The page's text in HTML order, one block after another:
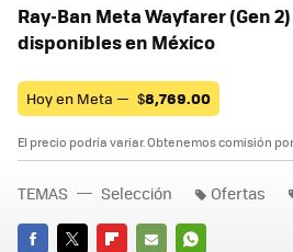
Ray-Ban Meta Wayfarer (Gen 2)
disponibles en México
Hoy en Meta — $8,769.00
El precio podría variar. Obtenemos comisión
TEMAS Selección Ofertas